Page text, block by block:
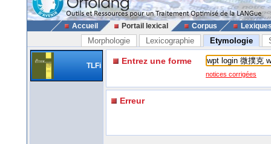
Accueil Portail lexical Corpus
Morphologie Lexicographie Etymologie
TLFi Entrez une forme
notices corrigées
Erreur